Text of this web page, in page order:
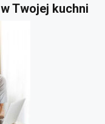
Twojej kuchni